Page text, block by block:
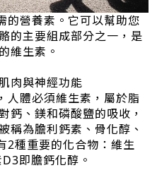
的營養素。它可以幫助您
的主要組成部分之一，是
維生素。
肉與神經功能
人體必須維生素，屬於脂
鈣、鎂和磷酸鹽的吸收，
稱為膽利鈣素、骨化醇、
2種重要的化合物：維生
即膽鈣化醇。